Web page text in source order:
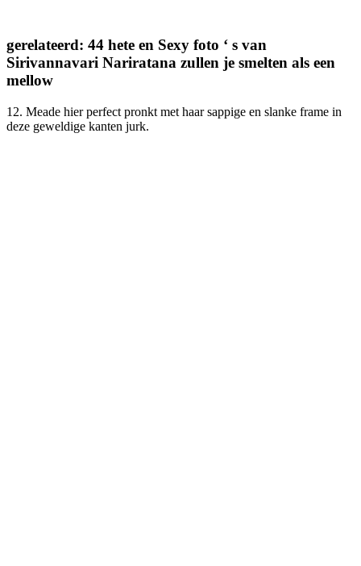
gerelateerd: 44 hete en Sexy foto ‘ s van
Sirivannavari Nariratana zullen je smelten als een
mellow
12. Meade hier perfect pronkt met haar sappige en slanke frame in
deze geweldige kanten jurk.